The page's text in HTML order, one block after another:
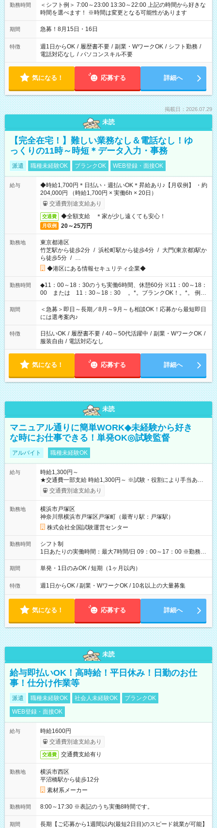
勤務時間
＜シフト例＞ 7:00～23:00 13:30～22:00 上記の時間から好きな
時間を選べます！ ※時間は変更となる可能性があります
期間 急募！8月15日・16日
特徴 週1日からOK / 履歴書不要 / 副業・WワークOK / シフト勤務 /
電話対応なし / パソコンスキル不要
気になる！ 応募する 詳細へ
掲載日：2026.07.29
未読
【完全在宅！】難しい業務なし＆電話なし！ゆ
っくりの11時～時短＊データ入力・事務
派遣 職種未経験OK ブランクOK WEB登録・面接OK
給与
◆時給1,700円＊日払い・週払いOK＊昇給あり♪【月収例】 ・約
204,000円 （時給1,700円 × 実働6h × 20日）
交通費別途支給あり
交通費 ◆全額支給 ＊家が少し遠くても安心！
月収例 20～25万円
勤務地
東京都港区
竹芝駅から徒歩2分 / 浜松町駅から徒歩4分 / 大門(東京都)駅か
ら徒歩5分 / …
◆港区にある情報セキュリティ企業◆
勤務時間
◆11：00～18：30のうち実働6時間、休憩60分 ※11：00～18：
00 または 11：30～18：30 。*。ブランクOK！。*。 例え
ば前職が、 在宅/財団法人/事務/コールセンター/受付/販売/カフェ
スタッフ スイーツ販売/ホテルフロント/化粧品販売/など 様々な
業界から入社して活躍されています♪
期間
＜急募＞即日～長期／8月～9月～も相談OK！応募から最短即日
には選考案内♪
特徴 日払いOK / 履歴書不要 / 40～50代活躍中 / 副業・WワークOK /
服装自由 / 電話対応なし
気になる！ 応募する 詳細へ
未読
マニュアル通りに簡単WORK◆未経験から好き
な時にお仕事できる！単発OK◎試験監督
アルバイト 職種未経験OK
給与
時給1,300円～
★交通費一部支給 時給1,300円～ ※試験・役割により手当あり
※勤務回数により昇給あり 【即給（前払い）オプションあ
り！】 希望される場合、勤務から1週間ほどで給与の一部を受け
例】 ・河合塾模擬試験 8:30～17:30（休憩1時間） 時給1,300円
×8時間＝日収10,400円＋交通費 ※当日の役割により時給＋100
円の場合あり ・国家試験 7:00～13:30（休憩なし） 時給1,300
円（役割手当＋100円）×6時間＝日収8,400円＋交通費 【試用期
間】試用期間なし
交通費別途支給あり
勤務地
横浜市戸塚区
神奈川県横浜市戸塚区戸塚町（最寄り駅：戸塚駅）
株式会社全国試験運営センター
勤務時間
シフト制
1日あたりの実働時間：最大7時間/日 09：00～17：00 ※勤務時
間は 試験により異なります。
期間 単発・1日のみOK / 短期（1ヶ月以内）
特徴 週1日からOK / 副業・WワークOK / 10名以上の大量募集
気になる！ 応募する 詳細へ
未読
給与即払いOK！高時給！平日休み！日勤のお仕
事！仕分け作業等
派遣 職種未経験OK 社会人未経験OK
ブランクOK
WEB登録・面接OK
給与
時給1600円
交通費別途支給あり
交通費 交通費支給有り
勤務地
横浜市西区
平沼橋駅から徒歩12分
素材系メーカー
勤務時間 8:00～17:30 ※表記のうち実働8時間です。
期間
長期【ご応募から1週間以内(最短2日目)のスピード就業が可能】